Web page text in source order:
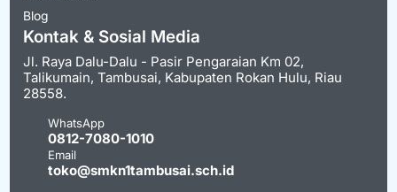
Blog
Kontak & Sosial Media
Jl. Raya Dalu-Dalu - Pasir Pengaraian Km 02,
Talikumain, Tambusai, Kabupaten Rokan Hulu, Riau
28558.
WhatsApp
0812-7080-1010
Email
toko@smkn1tambusai.sch.id